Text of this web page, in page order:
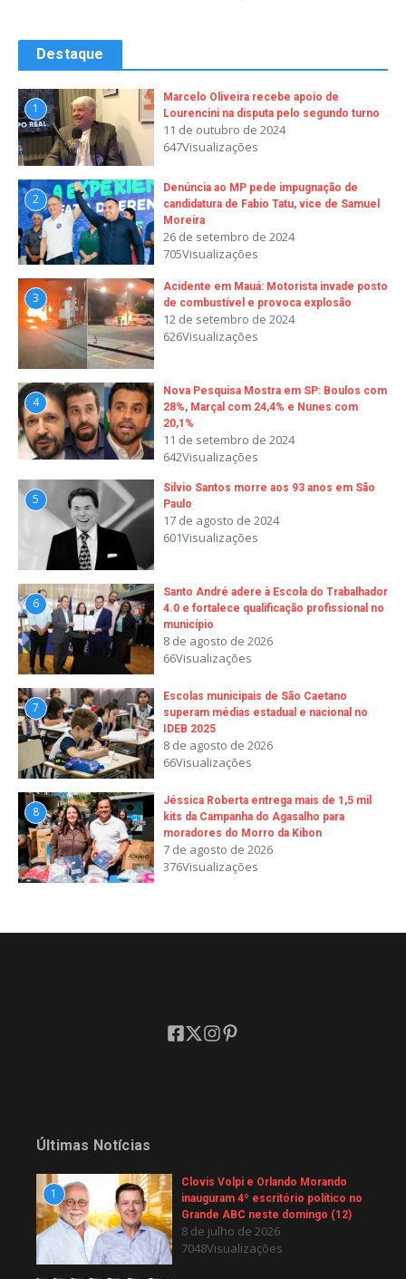
Destaque
1
Marcelo Oliveira recebe apoio de
Lourencini na disputa pelo segundo turno
11 de outubro de 2024
647Visualizações
2
Denúncia ao MP pede impugnação de
candidatura de Fabio Tatu, vice de Samuel
Moreira
26 de setembro de 2024
705Visualizações
3
Acidente em Mauá: Motorista invade posto
de combustível e provoca explosão
12 de setembro de 2024
626Visualizações
4
Nova Pesquisa Mostra em SP: Boulos com
28%, Marçal com 24,4% e Nunes com
20,1%
11 de setembro de 2024
642Visualizações
5
Silvio Santos morre aos 93 anos em São
Paulo
17 de agosto de 2024
601Visualizações
6
Santo André adere à Escola do Trabalhador
4.0 e fortalece qualificação profissional no
município
8 de agosto de 2026
66Visualizações
7
Escolas municipais de São Caetano
superam médias estadual e nacional no
IDEB 2025
8 de agosto de 2026
66Visualizações
8
Jéssica Roberta entrega mais de 1,5 mil
kits da Campanha do Agasalho para
moradores do Morro da Kibon
7 de agosto de 2026
376Visualizações
Últimas Notícias
1
Clovis Volpi e Orlando Morando
inauguram 4º escritório político no
Grande ABC neste domingo (12)
8 de julho de 2026
7048Visualizações